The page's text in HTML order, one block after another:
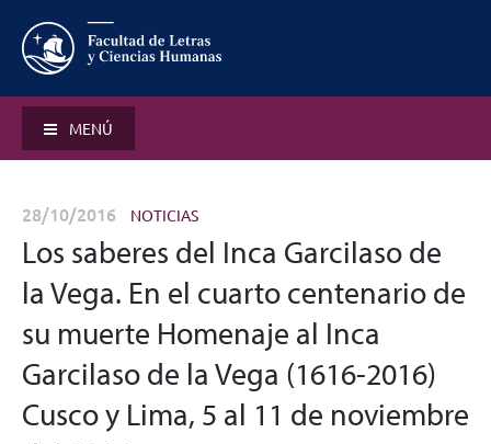
MENÚ
28/10/2016 NOTICIAS
Los saberes del Inca Garcilaso de
la Vega. En el cuarto centenario de
su muerte Homenaje al Inca
Garcilaso de la Vega (1616-2016)
Cusco y Lima, 5 al 11 de noviembre